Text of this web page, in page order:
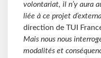
volontariat, il n’y aura
liée à ce projet
direction de TUI
Mais nous nous
modalités et